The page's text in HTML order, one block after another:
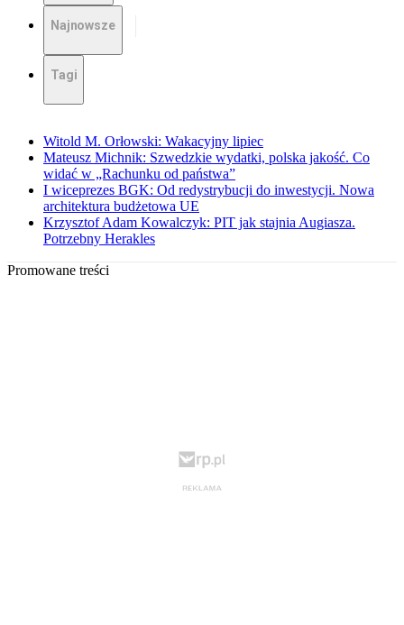
Najnowsze
Tagi
Witold M. Orłowski: Wakacyjny lipiec
Mateusz Michnik: Szwedzkie wydatki, polska jakość. Co
widać w „Rachunku od państwa”
I wiceprezes BGK: Od redystrybucji do inwestycji. Nowa
architektura budżetowa UE
Krzysztof Adam Kowalczyk: PIT jak stajnia Augiasza.
Potrzebny Herakles
Promowane treści